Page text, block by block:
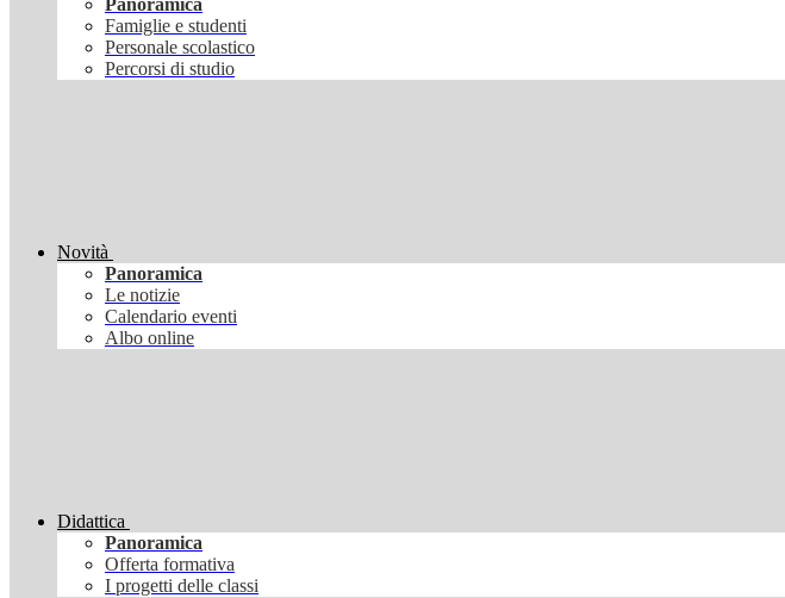
Panoramica
Famiglie e studenti
Personale scolastico
Percorsi di studio
Novità
Panoramica
Le notizie
Calendario eventi
Albo online
Didattica
Panoramica
Offerta formativa
I progetti delle classi